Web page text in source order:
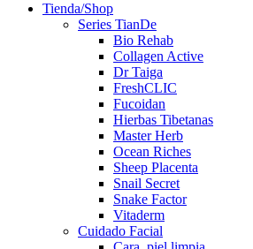
Tienda/Shop
Series TianDe
Bio Rehab
Collagen Active
Dr Taiga
FreshCLIC
Fucoidan
Hierbas Tibetanas
Master Herb
Ocean Riches
Sheep Placenta
Snail Secret
Snake Factor
Vitaderm
Cuidado Facial